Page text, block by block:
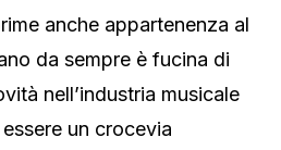
anche appartenenza al
da sempre è fucina di
nell’industria musicale
un crocevia